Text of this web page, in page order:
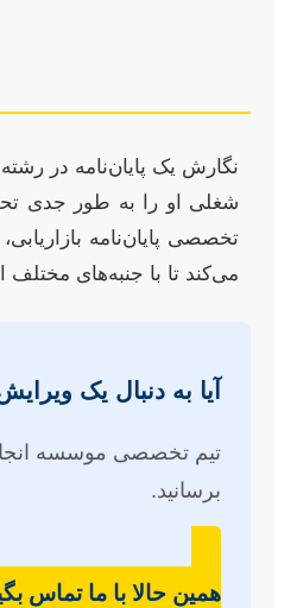
نگارش یک پایان‌نامه در
شغلی او را به طور جدی تحت
تخصصی پایان‌نامه
می‌کند تا با جنبه‌های مختلف
آیا به دنبال یک
تیم تخصصی موسسه انجام
برسانید.
همین حالا با ما تماس